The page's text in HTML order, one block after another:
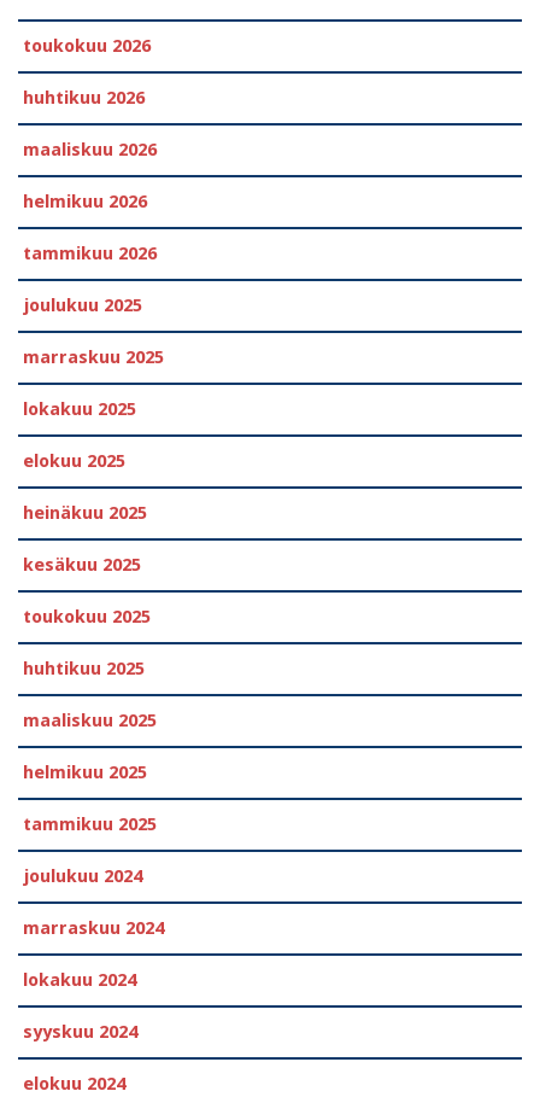
toukokuu 2026
huhtikuu 2026
maaliskuu 2026
helmikuu 2026
tammikuu 2026
joulukuu 2025
marraskuu 2025
lokakuu 2025
elokuu 2025
heinäkuu 2025
kesäkuu 2025
toukokuu 2025
huhtikuu 2025
maaliskuu 2025
helmikuu 2025
tammikuu 2025
joulukuu 2024
marraskuu 2024
lokakuu 2024
syyskuu 2024
elokuu 2024